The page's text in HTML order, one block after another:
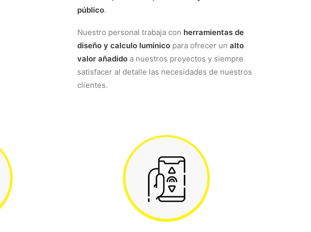
público.
Nuestro personal trabaja con herramientas de
diseño y calculo lumínico para ofrecer un alto
valor añadido a nuestros proyectos y siempre
satisfacer al detalle las necesidades de nuestros
clientes.